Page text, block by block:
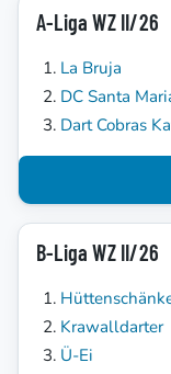
A-Liga WZ II/26
La Bruja
DC Santa
Dart Cobras
B-Liga WZ II/26
Krawalldarter
Ü-Ei